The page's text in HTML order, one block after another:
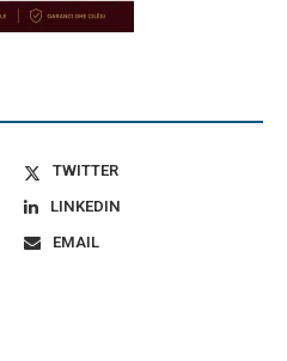
TWITTER
LINKEDIN
EMAIL